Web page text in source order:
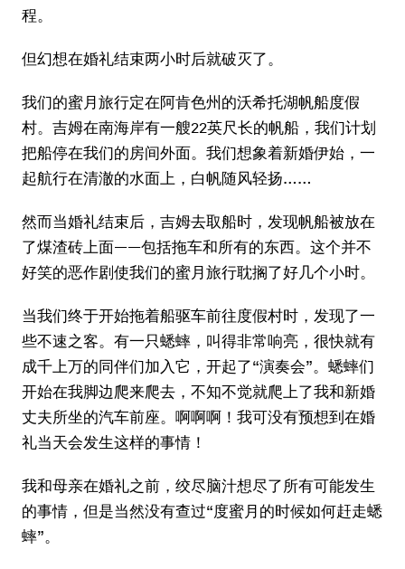
程。
但幻想在婚礼结束两小时后就破灭了。
我们的蜜月旅行定在阿肯色州的沃希托湖帆船度假
村。吉姆在南海岸有一艘22英尺长的帆船，我们计划
把船停在我们的房间外面。我们想象着新婚伊始，一
起航行在清澈的水面上，白帆随风轻扬……
然而当婚礼结束后，吉姆去取船时，发现帆船被放在
了煤渣砖上面——包括拖车和所有的东西。这个并不
好笑的恶作剧使我们的蜜月旅行耽搁了好几个小时。
当我们终于开始拖着船驱车前往度假村时，发现了一
些不速之客。有一只蟋蟀，叫得非常响亮，很快就有
成千上万的同伴们加入它，开起了“演奏会”。蟋蟀们
开始在我脚边爬来爬去，不知不觉就爬上了我和新婚
丈夫所坐的汽车前座。啊啊啊！我可没有预想到在婚
礼当天会发生这样的事情！
我和母亲在婚礼之前，绞尽脑汁想尽了所有可能发生
的事情，但是当然没有查过“度蜜月的时候如何赶走蟋
蟀”。